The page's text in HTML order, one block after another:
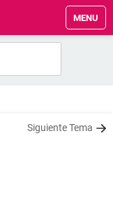
MENU
Siguiente Tema